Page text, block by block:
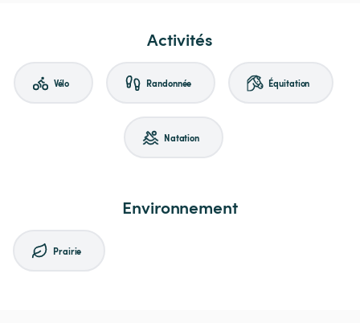
Activités
Vélo Randonnée Équitation
Natation
Environnement
Prairie